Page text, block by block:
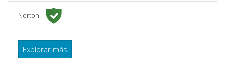
Norton:
Explorar más